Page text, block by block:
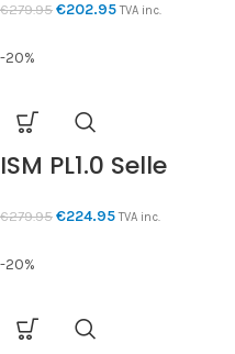
€279.95 €202.95TVA inc.
-20%
ISM PL1.0 Selle
€279.95 €224.95TVA inc.
-20%